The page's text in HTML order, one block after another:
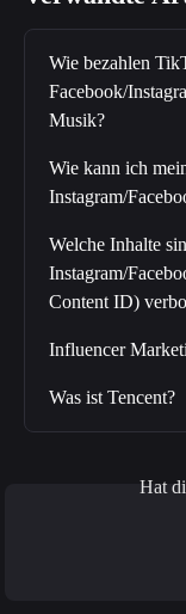
Wie bezahlen
Facebook/
Musik?
Wie kann ich
Instagram/
Welche Inhalte
Instagram/
Content ID)
Influencer
Was ist Tencent?
Hat